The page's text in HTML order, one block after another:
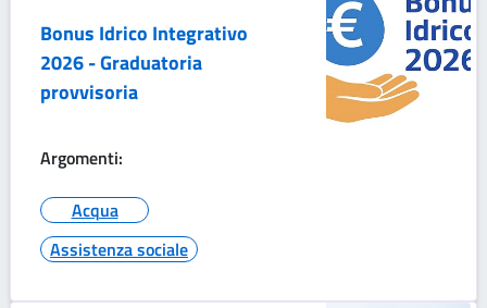
Bonus Idrico Integrativo
2026 - Graduatoria
provvisoria
Argomenti:
Acqua
Assistenza sociale